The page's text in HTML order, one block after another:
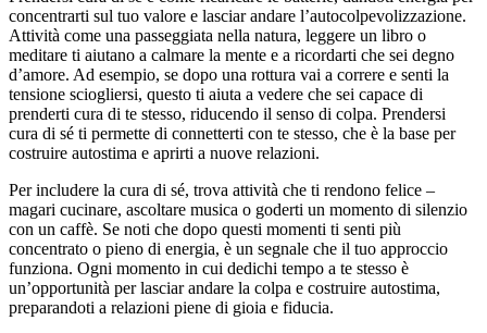
concentrarti sul tuo valore e lasciar andare l’autocolpevolizzazione.
Attività come una passeggiata nella natura, leggere un libro o
meditare ti aiutano a calmare la mente e a ricordarti che sei degno
d’amore. Ad esempio, se dopo una rottura vai a correre e senti la
tensione sciogliersi, questo ti aiuta a vedere che sei capace di
prenderti cura di te stesso, riducendo il senso di colpa. Prendersi
cura di sé ti permette di connetterti con te stesso, che è la base per
costruire autostima e aprirti a nuove relazioni.
Per includere la cura di sé, trova attività che ti rendono felice –
magari cucinare, ascoltare musica o goderti un momento di silenzio
con un caffè. Se noti che dopo questi momenti ti senti più
concentrato o pieno di energia, è un segnale che il tuo approccio
funziona. Ogni momento in cui dedichi tempo a te stesso è
un’opportunità per lasciar andare la colpa e costruire autostima,
preparandoti a relazioni piene di gioia e fiducia.